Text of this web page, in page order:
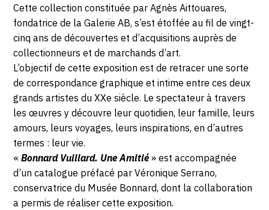
Cette collection constituée par Agnès Aittouares,
fondatrice de la Galerie AB, s’est étoffée au fil de vingt-
cinq ans de découvertes et d’acquisitions auprès de
collectionneurs et de marchands d’art.
L’objectif de cette exposition est de retracer une sorte
de correspondance graphique et intime entre ces deux
grands artistes du XXe siècle. Le spectateur à travers
les œuvres y découvre leur quotidien, leur famille, leurs
amours, leurs voyages, leurs inspirations, en d’autres
termes : leur vie.
« Bonnard Vuillard. Une Amitié » est accompagnée
d’un catalogue préfacé par Véronique Serrano,
conservatrice du Musée Bonnard, dont la collaboration
a permis de réaliser cette exposition.